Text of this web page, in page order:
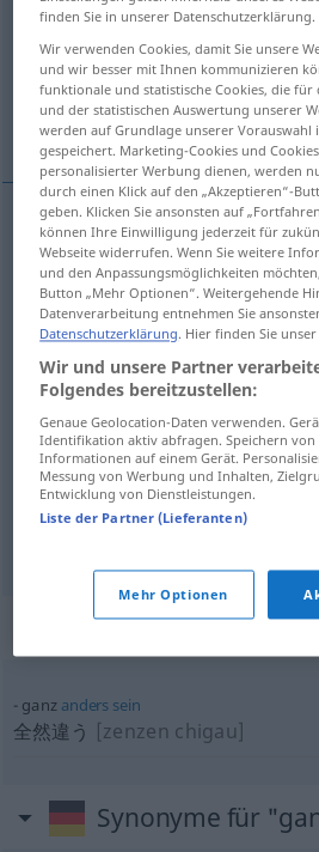
Übersicht aller
(Für mehr Details die Übersetzung
全体の, 全部の, 無傷の
全体の[zentai no] ganz
全部の[zenbu no] ganz
無傷の [mukizu no] ganzheil
完全に [kanzen ni] ganz < ADV>
とても [totemo] ganzsehr
Beispielsätze für
ganz anders sein
全然違う [zenzen chigau]
Synonyme für
finden Sie in unserer Datenschutzerklärung.
Wir verwenden Cookies, damit Sie unsere
und wir besser mit Ihnen kommunizieren
funktionale und statistische Cookies, die für
und der statistischen Auswertung unserer
werden auf Grundlage unserer
gespeichert. Marketing-Cookies und
personalisierter Werbung dienen, werden
durch einen Klick auf den „Akzeptieren“-
geben. Klicken Sie ansonsten auf
können Ihre Einwilligung jederzeit für
Webseite widerrufen. Wenn Sie weitere
und den Anpassungsmöglichkeiten
Button „Mehr Optionen“. Weitergehende
Datenverarbeitung entnehmen Sie
Datenschutzerklärung. Hier finden Sie
Wir und unsere Partner
Folgendes bereitzustellen:
Genaue Geolocation-Daten verwenden.
Identifikation aktiv abfragen. Speichern
Informationen auf einem Gerät.
Messung von Werbung und Inhalten,
Entwicklung von Dienstleistungen.
Liste der Partner (Lieferanten)
Mehr Optionen